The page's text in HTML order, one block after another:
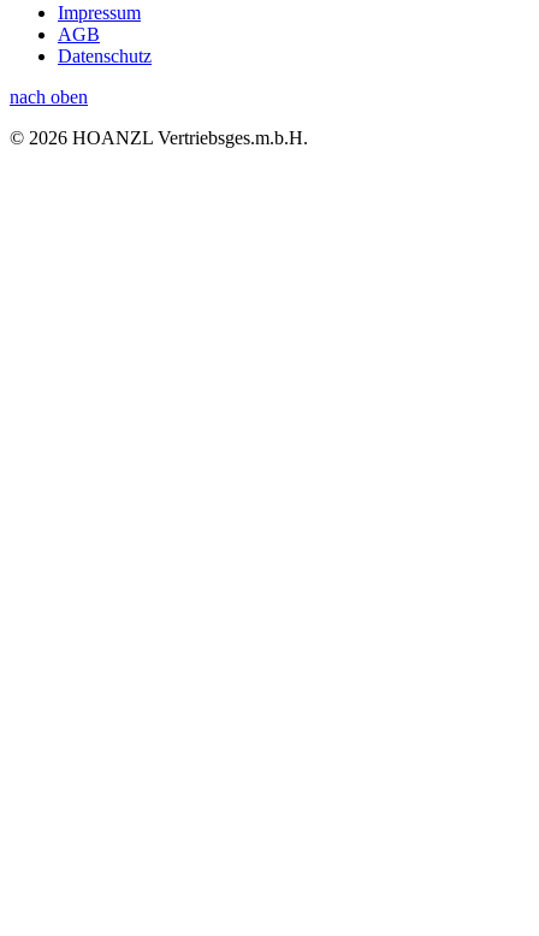
Impressum
AGB
Datenschutz
nach oben
© 2026 HOANZL Vertriebsges.m.b.H.